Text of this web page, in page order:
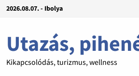
2026.08.07. - Ibolya
Utazás,
Kikapcsolódás, turizmus, wellness